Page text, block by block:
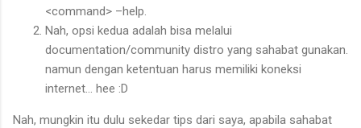
<command> –help.
Nah, opsi kedua adalah bisa melalui
documentation/community distro yang sahabat gunakan.
namun dengan ketentuan harus memiliki koneksi
internet… hee :D
Nah, mungkin itu dulu sekedar tips dari saya, apabila sahabat